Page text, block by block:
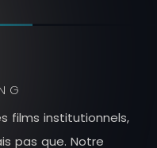
s films institutionnels,
is pas que. Notre